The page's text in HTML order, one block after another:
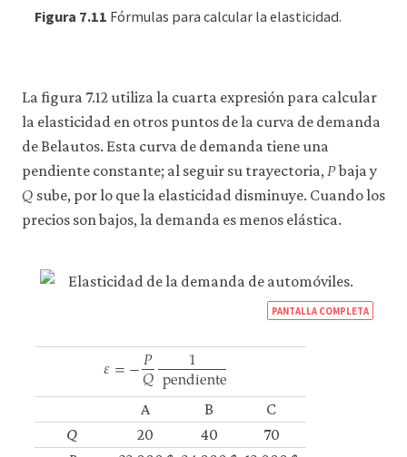
Figura 7.11 Fórmulas para calcular la elasticidad.
La figura 7.12 utiliza la cuarta expresión para calcular
la elasticidad en otros puntos de la curva de demanda
de Belautos. Esta curva de demanda tiene una
pendiente constante; al seguir su trayectoria, 𝑃
Pbaja y
𝑄
Q sube, por lo que la elasticidad disminuye. Cuando los
precios son bajos, la demanda es menos elástica.
PANTALLA COMPLETA
𝜀=−𝑃
𝑄 1
pendiente
Q1 pendiente
A
B
C
Q
20 40
70